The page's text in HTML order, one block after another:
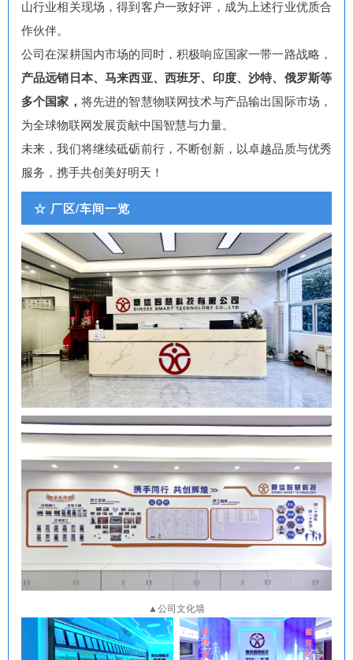
山行业相关现场，得到客户一致好评，成为上述行业优质合
作伙伴。
公司在深耕国内市场的同时，积极响应国家一带一路战略，
产品远销日本、马来西亚、西班牙、印度、沙特、俄罗斯等
多个国家， 将先进的智慧物联网技术与产品输出国际市场，
为全球物联网发展贡献中国智慧与力量。
未来，我们将继续砥砺前行，不断创新，以卓越品质与优秀
服务，携手共创美好明天！
☆ 厂区/车间一览
▲公司文化墙